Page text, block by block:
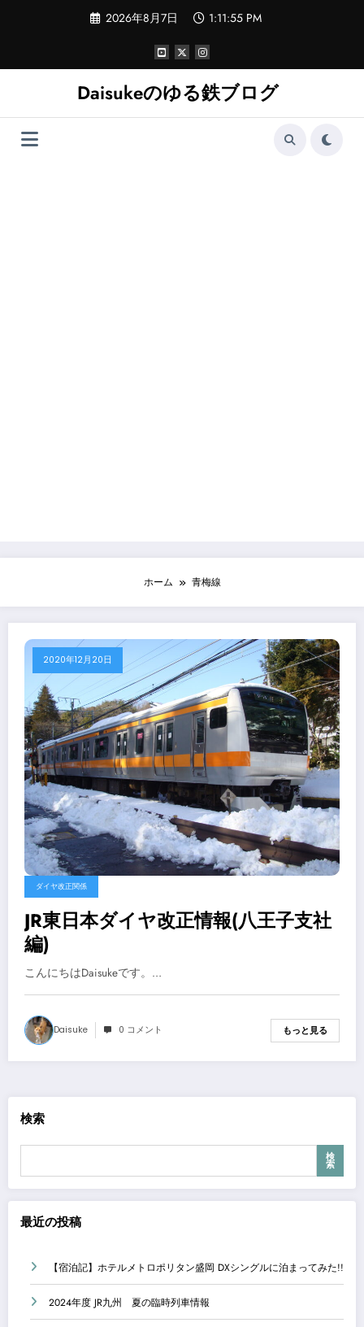
ツ
キ
2026年8月7日 1:11:56 PM
Daisukeのゆる鉄ブログ
ホーム 青梅線
2020年12月20日
ダイヤ改正関係
JR東日本ダイヤ改正情報(八王子支社
編)
こんにちはDaisukeです。…
Daisuke 0 コメント もっと見る
検索
検
索
最近の投稿
【宿泊記】ホテルメトロポリタン盛岡 DXシングルに泊まってみた!!
2024年度 JR九州 夏の臨時列車情報